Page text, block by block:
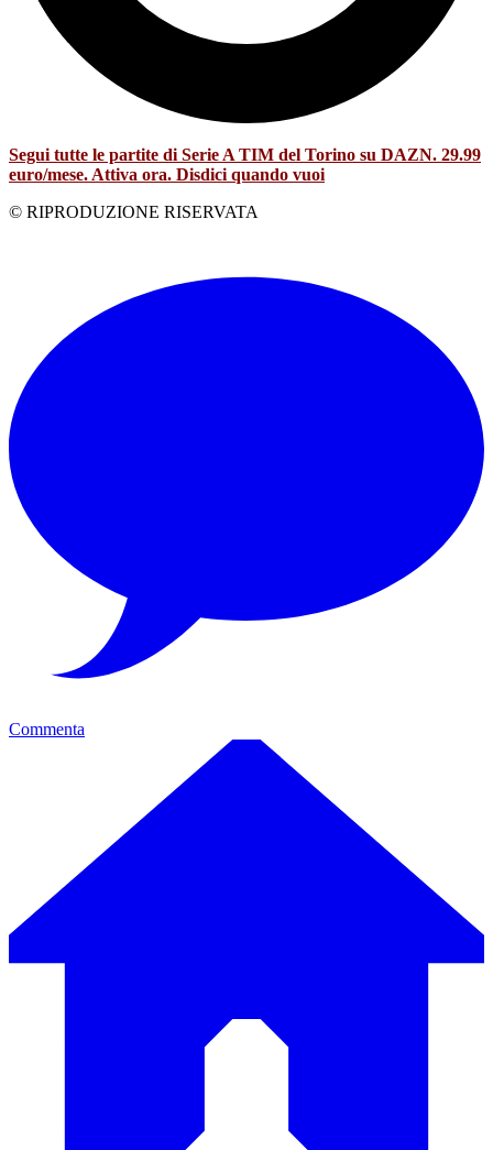
Segui tutte le partite di Serie A TIM del Torino su DAZN. 29.99
euro/mese. Attiva ora. Disdici quando vuoi
© RIPRODUZIONE RISERVATA
Commenta